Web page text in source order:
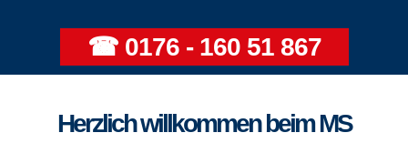
☎ 0176 - 160 51 867
Herzlich willkommen beim MS